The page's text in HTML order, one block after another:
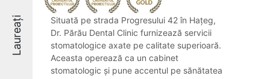
Laureați
Situată pe strada Progresului 42 în Hațeg,
Dr. Părău Dental Clinic furnizează servicii
stomatologice axate pe calitate superioară.
Aceasta operează ca un cabinet
stomatologic și pune accentul pe sănătatea